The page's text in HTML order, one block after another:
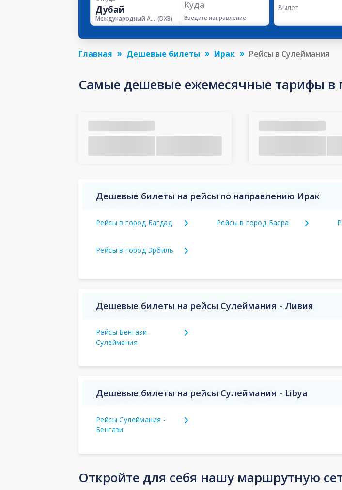
Международный Аэропорт Дубая (DXB)
Куда
Введите направление
Вылет
Главная Дешевые билеты Ирак Рейсы в Сулеймания
Самые дешевые ежемесячные тарифы в
Дешевые билеты на рейсы по направлению Ирак
Рейсы в город Багдад Рейсы в город Басра
Рейсы в город Эрбиль
Дешевые билеты на рейсы Сулеймания - Ливия
Рейсы Бенгази -
Сулеймания
Дешевые билеты на рейсы Сулеймания - Libya
Рейсы Сулеймания -
Бенгази
Откройте для себя нашу маршрутную